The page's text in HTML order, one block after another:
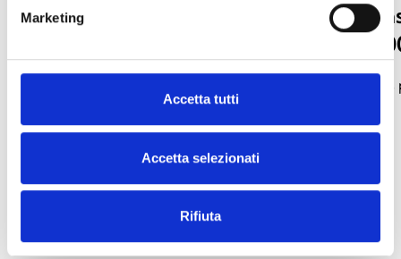
Marketing
Accetta tutti
Accetta selezionati
Rifiuta
Contraplacas da Série
retentores eletromagnéticos
S02, SH2,
Contraplacas